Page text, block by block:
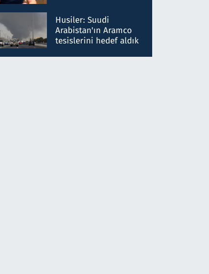
talimat verdi, ben
gönderdim
Husiler: Suudi
Arabistan'ın Aramco
tesislerini hedef aldık